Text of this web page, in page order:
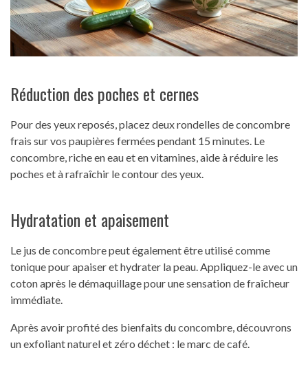
Réduction des poches et cernes
Pour des yeux reposés, placez deux rondelles de concombre
frais sur vos paupières fermées pendant 15 minutes. Le
concombre, riche en eau et en vitamines, aide à réduire les
poches et à rafraîchir le contour des yeux.
Hydratation et apaisement
Le jus de concombre peut également être utilisé comme
tonique pour apaiser et hydrater la peau. Appliquez-le avec un
coton après le démaquillage pour une sensation de fraîcheur
immédiate.
Après avoir profité des bienfaits du concombre, découvrons
un exfoliant naturel et zéro déchet : le marc de café.